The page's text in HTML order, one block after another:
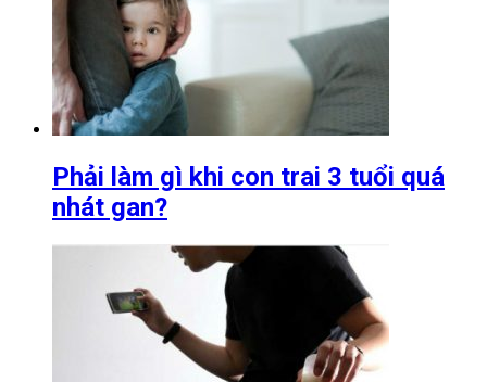
Phải làm gì khi con trai 3 tuổi quá
nhát gan?